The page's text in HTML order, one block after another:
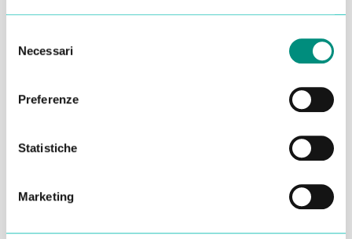
delNecessari
Preferenze
Statistiche
Marketing
entro 48 ore